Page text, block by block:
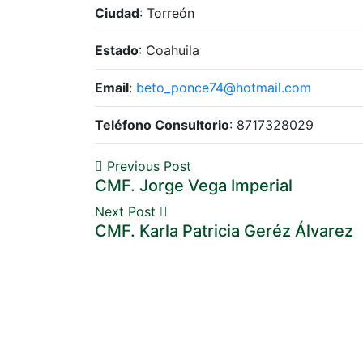
Ciudad: Torreón
Estado: Coahuila
Email: beto_ponce74@hotmail.com
Teléfono Consultorio: 8717328029
Previous Post
CMF. Jorge Vega Imperial
Next Post
CMF. Karla Patricia Geréz Álvarez